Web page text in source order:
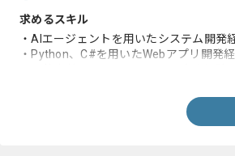
求めるスキル
・AIエージェントを用いたシステム開発
・Python、C#を用いたWebアプリ開発